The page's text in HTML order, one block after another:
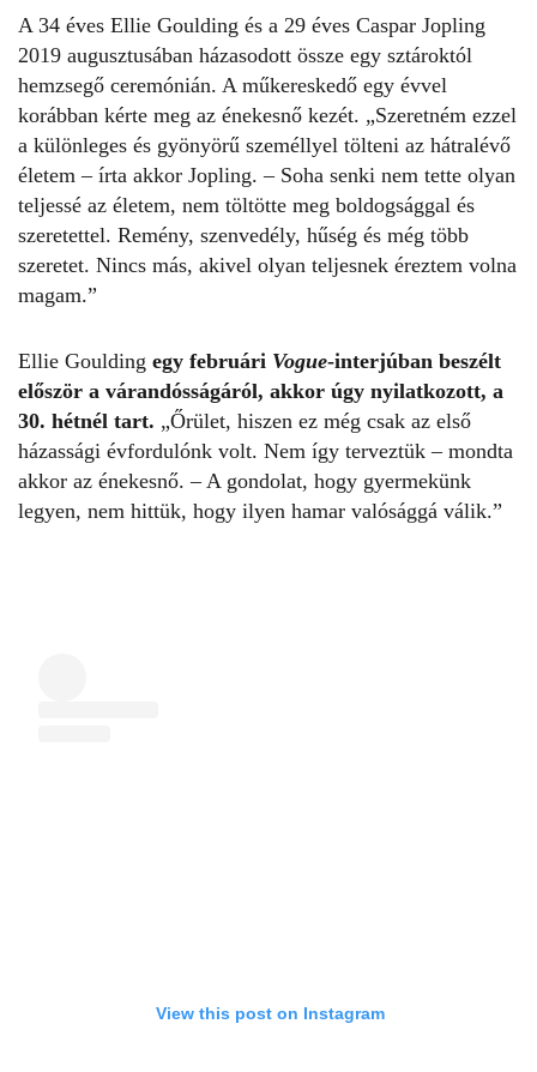
A 34 éves Ellie Goulding és a 29 éves Caspar Jopling
2019 augusztusában házasodott össze egy sztároktól
hemzsegő ceremónián. A műkereskedő egy évvel
korábban kérte meg az énekesnő kezét. „Szeretném ezzel
a különleges és gyönyörű személlyel tölteni az hátralévő
életem – írta akkor Jopling. – Soha senki nem tette olyan
teljessé az életem, nem töltötte meg boldogsággal és
szeretettel. Remény, szenvedély, hűség és még több
szeretet. Nincs más, akivel olyan teljesnek éreztem volna
magam.”
Ellie Goulding egy februári Vogue-interjúban beszélt
először a várandósságáról, akkor úgy nyilatkozott, a
30. hétnél tart. „Őrület, hiszen ez még csak az első
házassági évfordulónk volt. Nem így terveztük – mondta
akkor az énekesnő. – A gondolat, hogy gyermekünk
legyen, nem hittük, hogy ilyen hamar valósággá válik.”
View this post on Instagram